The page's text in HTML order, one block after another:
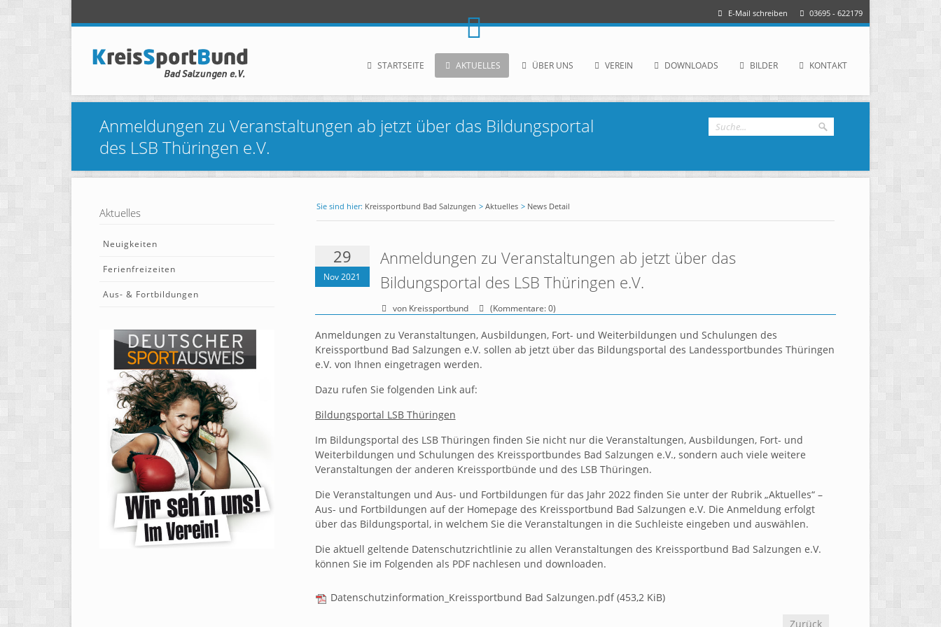
E-Mail schreiben 03695 - 622179
STARTSEITE AKTUELLES ÜBER UNS VEREIN DOWNLOADS BILDER KONTAKT
Anmeldungen zu Veranstaltungen ab jetzt über das Bildungsportal
des LSB Thüringen e.V.
Kreissportbund Bad Salzungen Aktuelles News Detail
29
Nov 2021
Anmeldungen zu Veranstaltungen ab jetzt über das
Bildungsportal des LSB Thüringen e.V.
von Kreissportbund (Kommentare: 0)
Anmeldungen zu Veranstaltungen, Ausbildungen, Fort- und Weiterbildungen und Schulungen des
Kreissportbund Bad Salzungen e.V. sollen ab jetzt über das Bildungsportal des Landessportbundes Thüringen
e.V. von Ihnen eingetragen werden.
Dazu rufen Sie folgenden Link auf:
Bildungsportal LSB Thüringen
Im Bildungsportal des LSB Thüringen finden Sie nicht nur die Veranstaltungen, Ausbildungen, Fort- und
Weiterbildungen und Schulungen des Kreissportbundes Bad Salzungen e.V., sondern auch viele weitere
Veranstaltungen der anderen Kreissportbünde und des LSB Thüringen.
Die Veranstaltungen und Aus- und Fortbildungen für das Jahr 2022 finden Sie unter der Rubrik „Aktuelles“ –
Aus- und Fortbildungen auf der Homepage des Kreissportbund Bad Salzungen e.V. Die Anmeldung erfolgt
über das Bildungsportal, in welchem Sie die Veranstaltungen in die Suchleiste eingeben und auswählen.
Die aktuell geltende Datenschutzrichtlinie zu allen Veranstaltungen des Kreissportbund Bad Salzungen e.V.
können Sie im Folgenden als PDF nachlesen und downloaden.
Datenschutzinformation_Kreissportbund Bad Salzungen.pdf(453,2 KiB)
Zurück
Aktuelles
Neuigkeiten
Ferienfreizeiten
Aus- & Fortbildungen